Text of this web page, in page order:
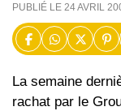
PUBLIÉ LE 24 AVRIL
La semaine
rachat par le